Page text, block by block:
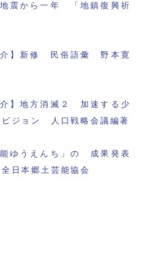
震から一年 「地鎮復興祈
介】新修 民俗語彙 野本寛
介】地方消滅２ 加速する少
ビジョン 人口戦略会議編著
能ゆうえんち」の 成果発表
日本郷土芸能協会